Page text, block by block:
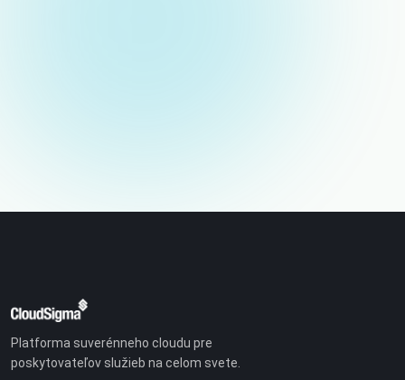
Platforma suverénneho cloudu pre
poskytovateľov služieb na celom svete.